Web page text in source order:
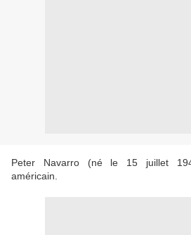
Peter Navarro (né le 15 juillet
américain.